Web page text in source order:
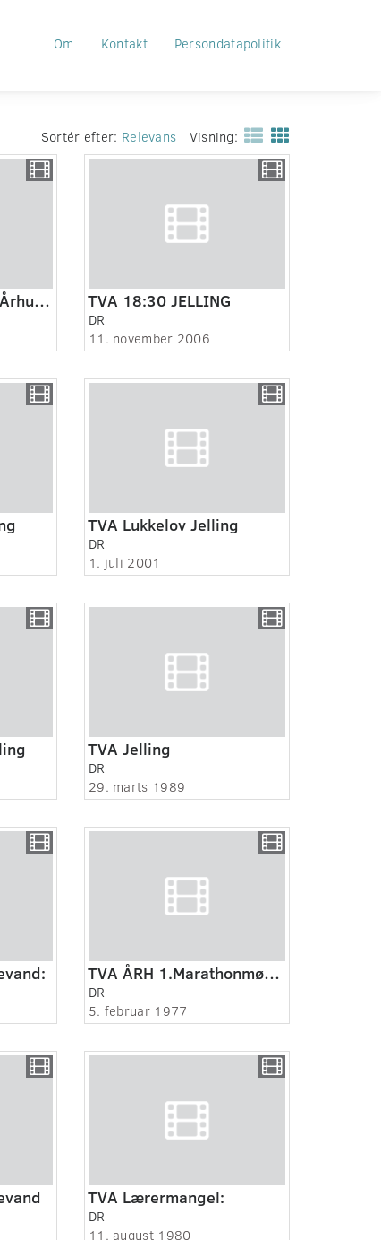
Om Kontakt Persondatapolitik
Sortér efter: Relevans Visning:
TVA. TV-A-II Sport Århus. Jelling friluftsbad. TVA 18:30 JELLING
DR
11. november 2006
TVA Lukkelov Jelling
DR
1. juli 2001
TVA Jelling
DR
29. marts 1989
TVA ÅRH 1.Marathonmøde:
DR
5. februar 1977
TVA Lærermangel:
DR
11. august 1980